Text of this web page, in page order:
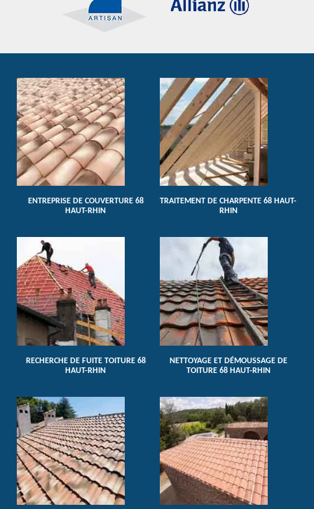
ENTREPRISE DE COUVERTURE 68
HAUT-RHIN
TRAITEMENT DE CHARPENTE 68 HAUT-
RHIN
RECHERCHE DE FUITE TOITURE 68
HAUT-RHIN
NETTOYAGE ET DÉMOUSSAGE DE
TOITURE 68 HAUT-RHIN